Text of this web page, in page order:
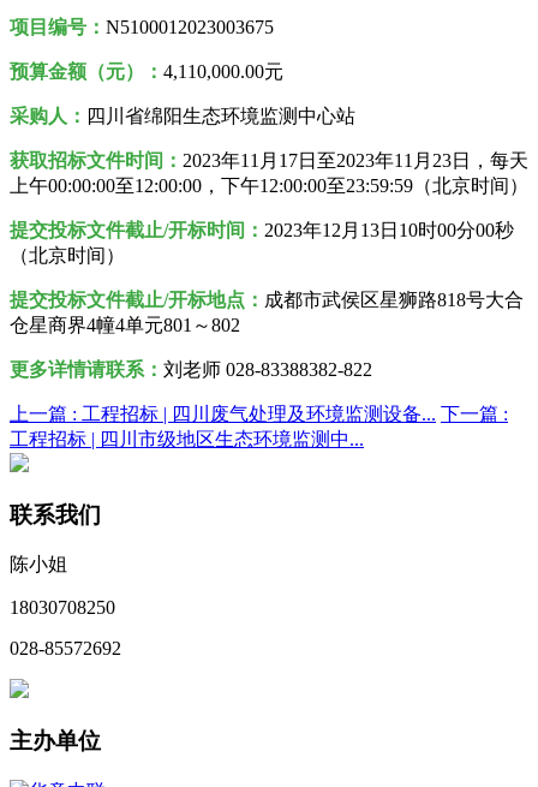
项目编号： N5100012023003675
预算金额（元）： 4,110,000.00元
采购人 ： 四川省绵阳生态环境监测中心站
获取招标文件时间： 2023年11月17日至2023年11月23日，每天
上午00:00:00至12:00:00，下午12:00:00至23:59:59（北京时间）
提交投标文件截止/开标时间： 2023年12月13日10时00分00秒
（北京时间）
提交投标文件截止/开标地点： 成都市武侯区星狮路818号大合
仓星商界4幢4单元801～802
更多详情请联系： 刘老师 028-83388382-822
上一篇 : 工程招标 | 四川废气处理及环境监测设备... 下一篇 :
工程招标 | 四川市级地区生态环境监测中...
联系我们
陈小姐
18030708250
028-85572692
主办单位